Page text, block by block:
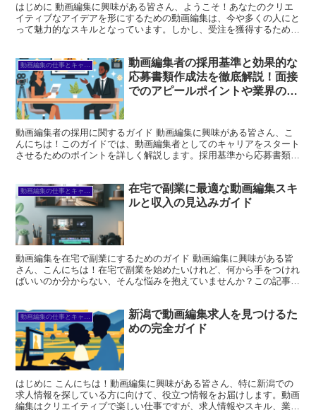
はじめに 動画編集に興味がある皆さん、ようこそ！あなたのクリエ
イティブなアイデアを形にするための動画編集は、今や多くの人にと
って魅力的なスキルとなっています。しかし、受注を獲得するために
動画編集の仕事とキャリア
動画編集者の採用基準と効果的な
応募書類作成法を徹底解説！面接
でのアピールポイントや業界のト
動画編集者の採用に関するガイド 動画編集に興味がある皆さん、こ
んにちは！このガイドでは、動画編集者としてのキャリアをスタート
させるためのポイントを詳しく解説します。採用基準から応募書類の
在宅で副業に最適な動画編集スキ
ルと収入の見込みガイド
動画編集を在宅で副業にするためのガイド 動画編集に興味がある皆
さん、こんにちは！在宅で副業を始めたいけれど、何から手をつけれ
ばいいのか分からない、そんな悩みを抱えていませんか？この記事で
新潟で動画編集求人を見つけるた
めの完全ガイド
はじめに こんにちは！動画編集に興味がある皆さん、特に新潟での
求人情報を探している方に向けて、役立つ情報をお届けします。動画
編集はクリエイティブで楽しい仕事ですが、求人情報やスキル、業界